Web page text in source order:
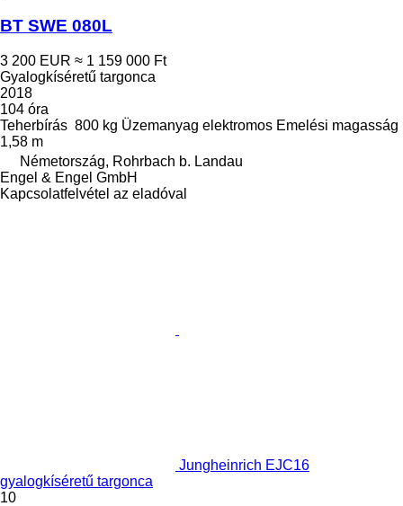
BT SWE 080L
3 200 EUR ≈ 1 159 000 Ft
Gyalogkíséretű targonca
2018
104 óra
Teherbírás 800 kg Üzemanyag elektromos Emelési magasság
1,58 m
Németország, Rohrbach b. Landau
Engel & Engel GmbH
Kapcsolatfelvétel az eladóval
Jungheinrich EJC16
gyalogkíséretű targonca
10